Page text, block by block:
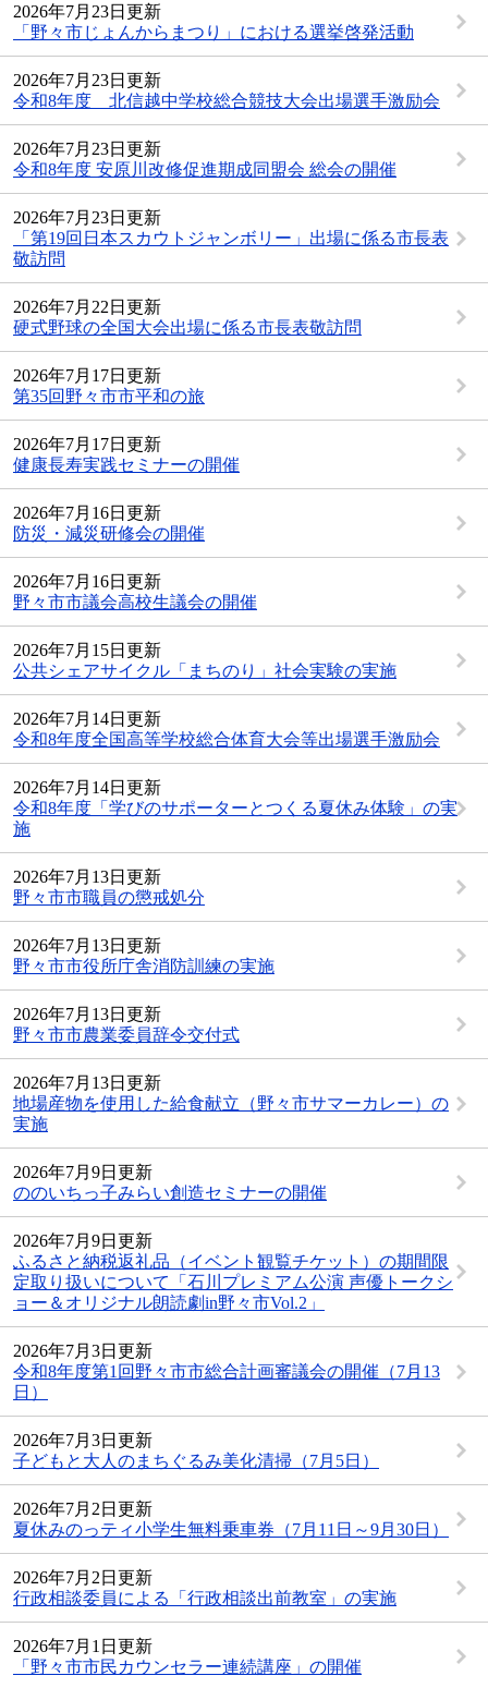
2026年7月23日更新
「野々市じょんからまつり」における選挙啓発活動
2026年7月23日更新
令和8年度 北信越中学校総合競技大会出場選手激励会
2026年7月23日更新
令和8年度 安原川改修促進期成同盟会 総会の開催
2026年7月23日更新
「第19回日本スカウトジャンボリー」出場に係る市長表
敬訪問
2026年7月22日更新
硬式野球の全国大会出場に係る市長表敬訪問
2026年7月17日更新
第35回野々市市平和の旅
2026年7月17日更新
健康長寿実践セミナーの開催
2026年7月16日更新
防災・減災研修会の開催
2026年7月16日更新
野々市市議会高校生議会の開催
2026年7月15日更新
公共シェアサイクル「まちのり」社会実験の実施
2026年7月14日更新
令和8年度全国高等学校総合体育大会等出場選手激励会
2026年7月14日更新
令和8年度「学びのサポーターとつくる夏休み体験」の実
施
2026年7月13日更新
野々市市職員の懲戒処分
2026年7月13日更新
野々市市役所庁舎消防訓練の実施
2026年7月13日更新
野々市市農業委員辞令交付式
2026年7月13日更新
地場産物を使用した給食献立（野々市サマーカレー）の
実施
2026年7月9日更新
ののいちっ子みらい創造セミナーの開催
2026年7月9日更新
ふるさと納税返礼品（イベント観覧チケット）の期間限
定取り扱いについて「石川プレミアム公演 声優トークシ
ョー＆オリジナル朗読劇in野々市Vol.2」
2026年7月3日更新
令和8年度第1回野々市市総合計画審議会の開催（7月13
日）
2026年7月3日更新
子どもと大人のまちぐるみ美化清掃（7月5日）
2026年7月2日更新
夏休みのっティ小学生無料乗車券（7月11日～9月30日）
2026年7月2日更新
行政相談委員による「行政相談出前教室」の実施
2026年7月1日更新
「野々市市民カウンセラー連続講座」の開催